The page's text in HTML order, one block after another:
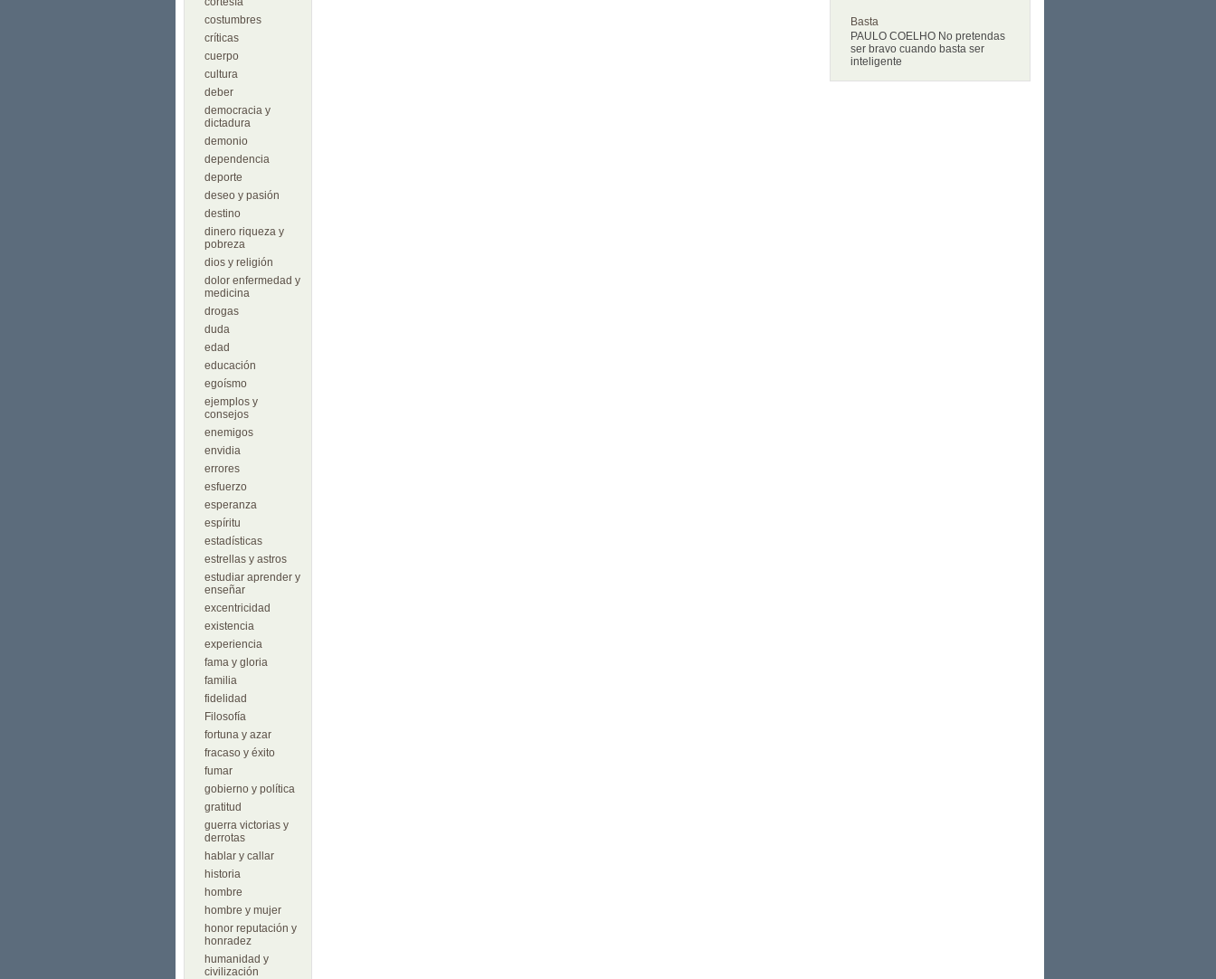
costumbres
críticas
cuerpo
cultura
deber
democracia y
dictadura
demonio
dependencia
deporte
deseo y pasión
destino
dinero riqueza y
pobreza
dios y religión
dolor enfermedad y
medicina
drogas
duda
edad
educación
egoísmo
ejemplos y
consejos
enemigos
envidia
errores
esfuerzo
esperanza
espíritu
estadísticas
estrellas y astros
estudiar aprender y
enseñar
excentricidad
existencia
experiencia
fama y gloria
familia
fidelidad
Filosofía
fortuna y azar
fracaso y éxito
fumar
gobierno y política
gratitud
guerra victorias y
derrotas
hablar y callar
historia
hombre
hombre y mujer
honor reputación y
honradez
humanidad y
civilización
Basta
PAULO COELHO No pretendas
ser bravo cuando basta ser
inteligente